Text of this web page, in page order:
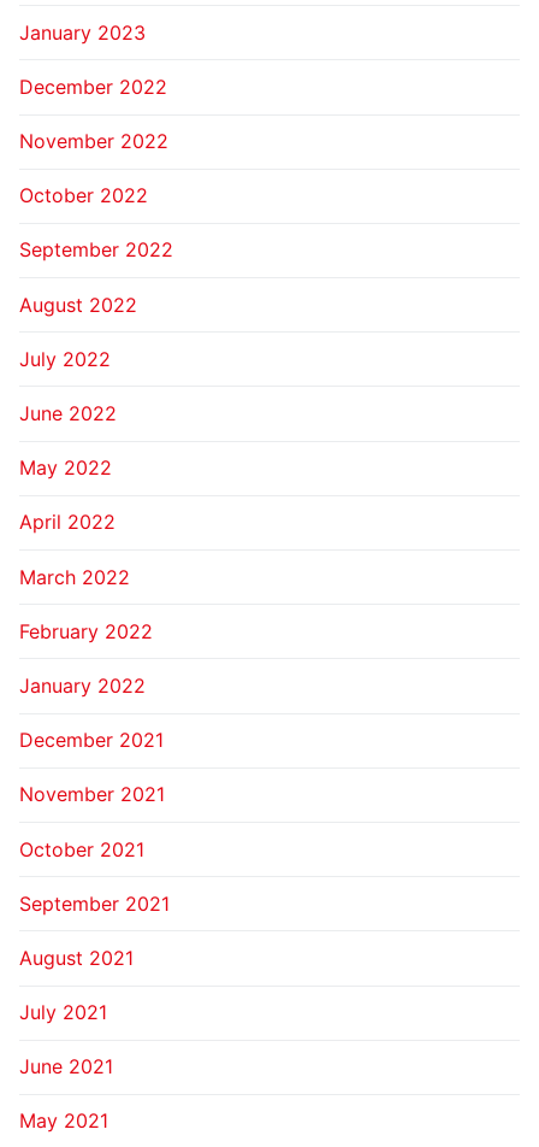
January 2023
December 2022
November 2022
October 2022
September 2022
August 2022
July 2022
June 2022
May 2022
April 2022
March 2022
February 2022
January 2022
December 2021
November 2021
October 2021
September 2021
August 2021
July 2021
June 2021
May 2021